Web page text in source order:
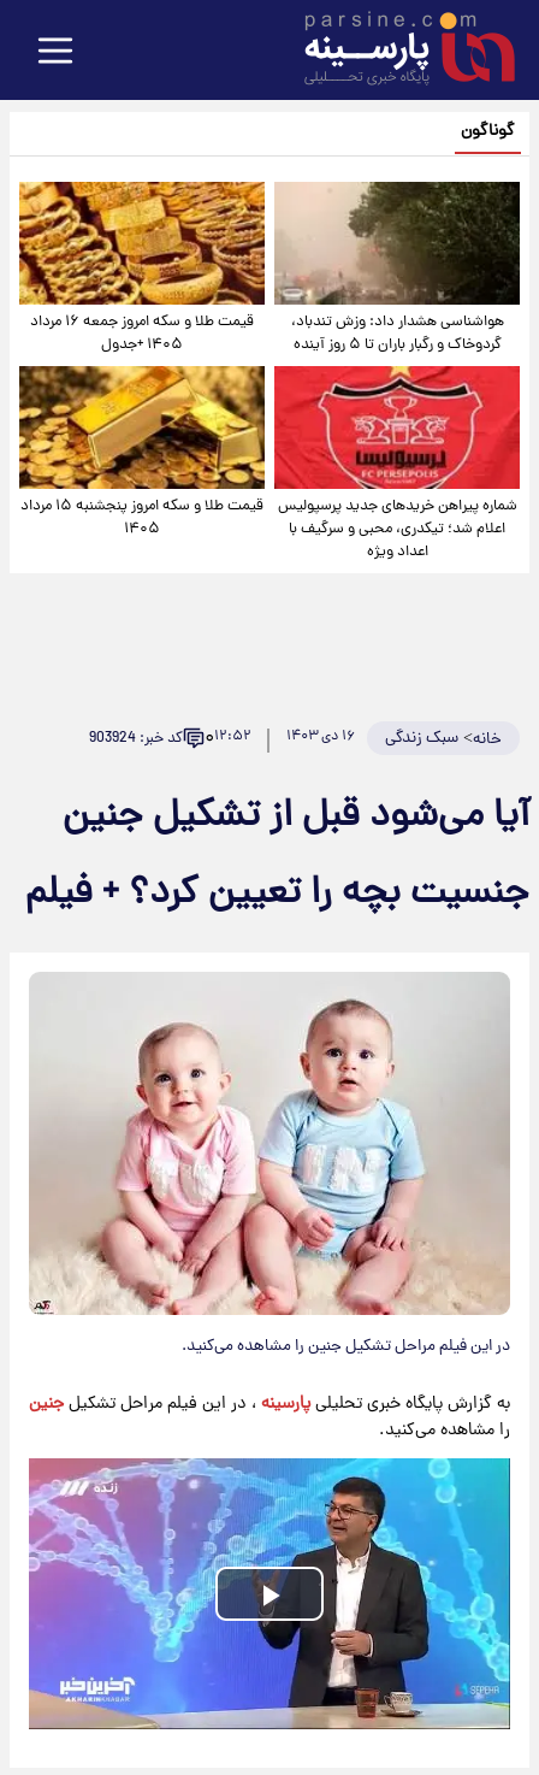
گوناگون
هواشناسی هشدار داد: وزش تندباد،
گردوخاک و رگبار باران تا ۵ روز آینده
قیمت طلا و سکه امروز جمعه ۱۶ مرداد
۱۴۰۵ +جدول
شماره پیراهن خریدهای جدید پرسپولیس
اعلام شد؛ تیکدری، محبی و سرگیف با
اعداد ویژه
قیمت طلا و سکه امروز پنجشنبه ۱۵ مرداد
۱۴۰۵
خانه>سبک زندگی ۱۶ دی ۱۴۰۳ ۱۲:۵۲۰ کد خبر: 903924
آیا می‌شود قبل از تشکیل جنین
جنسیت بچه را تعیین کرد؟ + فیلم
در این فیلم مراحل تشکیل جنین را مشاهده می‌کنید.
به گزارش پایگاه خبری تحلیلیپارسینه ، در این فیلم مراحل تشکیلجنین
را مشاهده می‌کنید.
Play